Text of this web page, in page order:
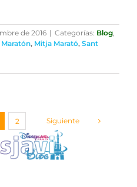
de 2016 | Categorías: Blog,
Maratón, Mitja Marató, Sant
2 Siguiente